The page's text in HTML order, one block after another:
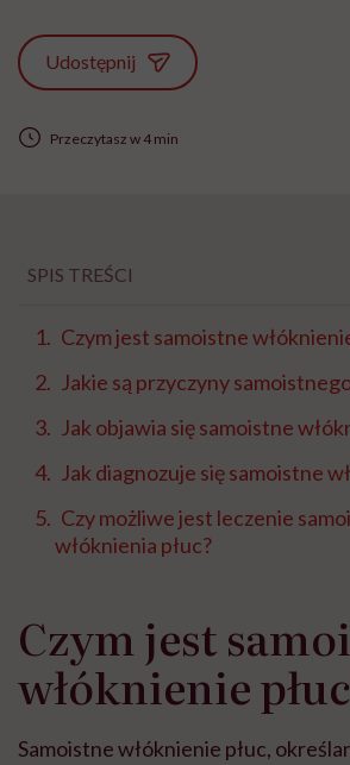
Udostępnij
Przeczytasz w 4 min
SPIS TREŚCI
Czym jest samoistne
Jakie są przyczyny
Jak objawia się samoistne
Jak diagnozuje się samoistne
Czy możliwe jest leczenie
włóknienia płuc?
Czym jest
włóknienie
Samoistne włóknienie płuc,